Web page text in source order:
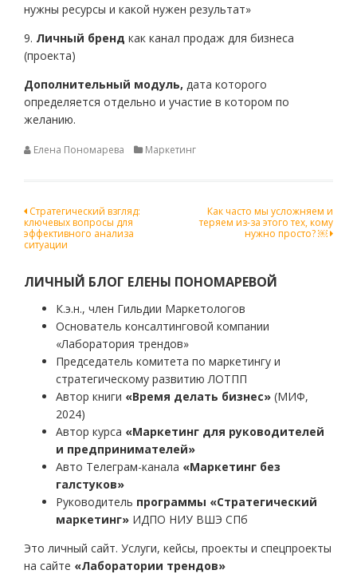
нужны ресурсы и какой нужен результат»
9. Личный бренд как канал продаж для бизнеса
(проекта)
Дополнительный модуль, дата которого
определяется отдельно и участие в котором по
желанию.
Елена Пономарева Маркетинг
Навигация
по
Стратегический взгляд:
ключевых вопросы для
эффективного анализа
ситуации
Как часто мы усложняем и
теряем из-за этого тех, кому
нужно просто? ￼
ЛИЧНЫЙ БЛОГ ЕЛЕНЫ ПОНОМАРЕВОЙ
К.э.н., член Гильдии Маркетологов
Основатель консалтинговой компании
«Лаборатория трендов»
Председатель комитета по маркетингу и
стратегическому развитию ЛОТПП
Автор книги «Время делать бизнес» (МИФ,
2024)
Автор курса «Маркетинг для руководителей
и предпринимателей»
Авто Телеграм-канала «Маркетинг без
галстуков»
Руководитель программы «Стратегический
маркетинг» ИДПО НИУ ВШЭ СПб
Это личный сайт. Услуги, кейсы, проекты и спецпроекты
на сайте «Лаборатории трендов»